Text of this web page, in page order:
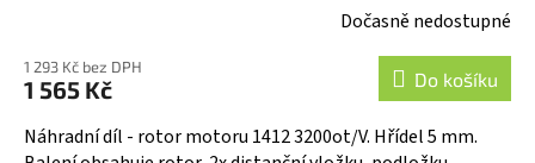
Dočasně nedostupné
1 293 Kč bez DPH
1 565 Kč Do košíku
Náhradní díl - rotor motoru 1412 3200ot/V. Hřídel 5 mm.